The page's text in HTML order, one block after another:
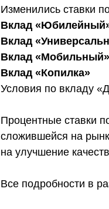
Изменились ставки
Вклад
Вклад
Вклад «Мобильный»
Вклад «Копилка»
Условия по вкладу
Процентные ставки
сложившейся на
на улучшение
Все подробности в